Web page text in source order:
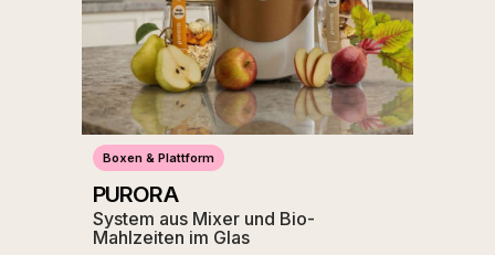
Boxen & Plattform
PURORA
System aus Mixer und Bio-
Mahlzeiten im Glas